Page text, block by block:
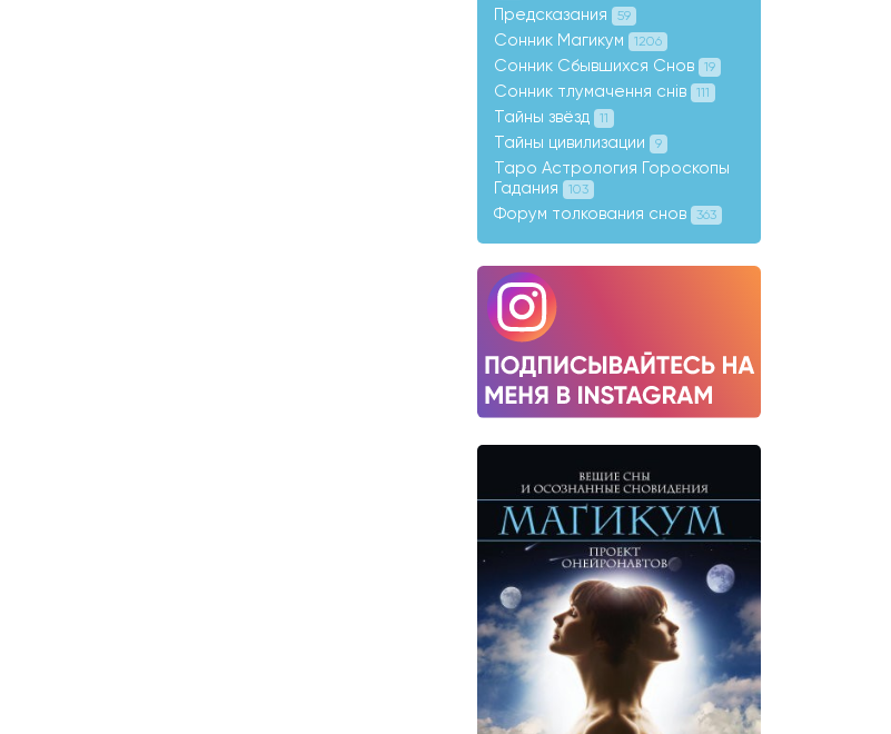
Предсказания 59
Сонник Магикум 1206
Сонник Сбывшихся Снов 19
Сонник тлумачення снів 111
Тайны звёзд 11
Тайны цивилизации 9
Таро Астрология Гороскопы
Гадания
103
Форум толкования снов 363